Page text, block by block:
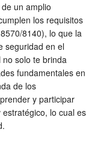
un amplio
los requisitos
8140), lo que la
seguridad en el
solo te brinda
fundamentales en
de los
y participar
lo cual es